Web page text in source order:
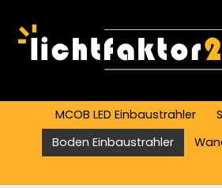
MCOB LED Einbaustrahler
Boden Einbaustrahler